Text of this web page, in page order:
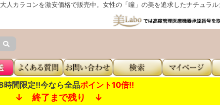
人カラコンを激安価格で販売中。女性の「瞳」の美を追求したナチュラル
時間限定!!今なら全品ポイント10倍!!
↓ 終了まで残り ↓